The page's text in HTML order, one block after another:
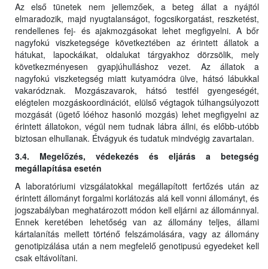
Az első tünetek nem jellemzőek, a beteg állat a nyájtól
elmaradozik, majd nyugtalanságot, fogcsikorgatást, reszketést,
rendellenes fej- és ajakmozgásokat lehet megfigyelni. A bőr
nagyfokú viszketegsége következtében az érintett állatok a
hátukat, lapockáikat, oldalukat tárgyakhoz dörzsölik, mely
következményesen gyapjúhulláshoz vezet. Az állatok a
nagyfokú viszketegség miatt kutyamódra ülve, hátsó lábukkal
vakaródznak. Mozgászavarok, hátsó testfél gyengeségét,
elégtelen mozgáskoordinációt, elülső végtagok túlhangsúlyozott
mozgását (ügető lóéhoz hasonló mozgás) lehet megfigyelni az
érintett állatokon, végül nem tudnak lábra állni, és előbb-utóbb
biztosan elhullanak. Étvágyuk és tudatuk mindvégig zavartalan.
3.4. Megelőzés, védekezés és eljárás a betegség
megállapítása esetén
A laboratóriumi vizsgálatokkal megállapított fertőzés után az
érintett állományt forgalmi korlátozás alá kell vonni állományt, és
jogszabályban meghatározott módon kell eljárni az állománnyal.
Ennek keretében lehetőség van az állomány teljes, állami
kártalanítás mellett történő felszámolására, vagy az állomány
genotipizálása után a nem megfelelő genotipusú egyedeket kell
csak eltávolítani.